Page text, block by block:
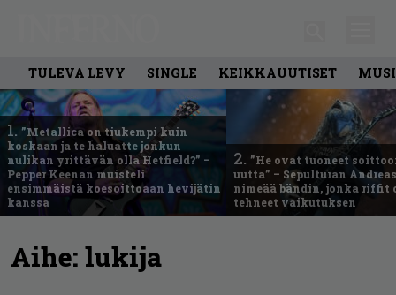
TULEVA LEVY SINGLE KEIKKAUUTISET
1. ”Metallica on tiukempi kuin
koskaan ja te haluatte jonkun
nulikan yrittävän olla Hetfield?” –
Pepper Keenan muisteli
ensimmäistä koesoittoaan hevijätin
kanssa
2. ”He ovat tuoneet
uutta” – Sepulturan
nimeää bändin, jonka riffit
tehneet vaikutuksen
Aihe: lukija